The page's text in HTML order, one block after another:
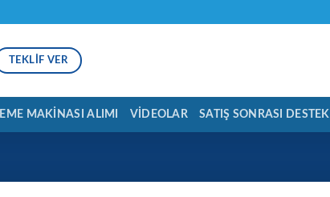
TEKLIF VER
MAKINASI ALIMI VIDEOLAR SATIŞ SONRASI DESTEK